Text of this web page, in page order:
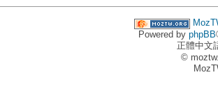
Powered by phpBB
正體中文
©